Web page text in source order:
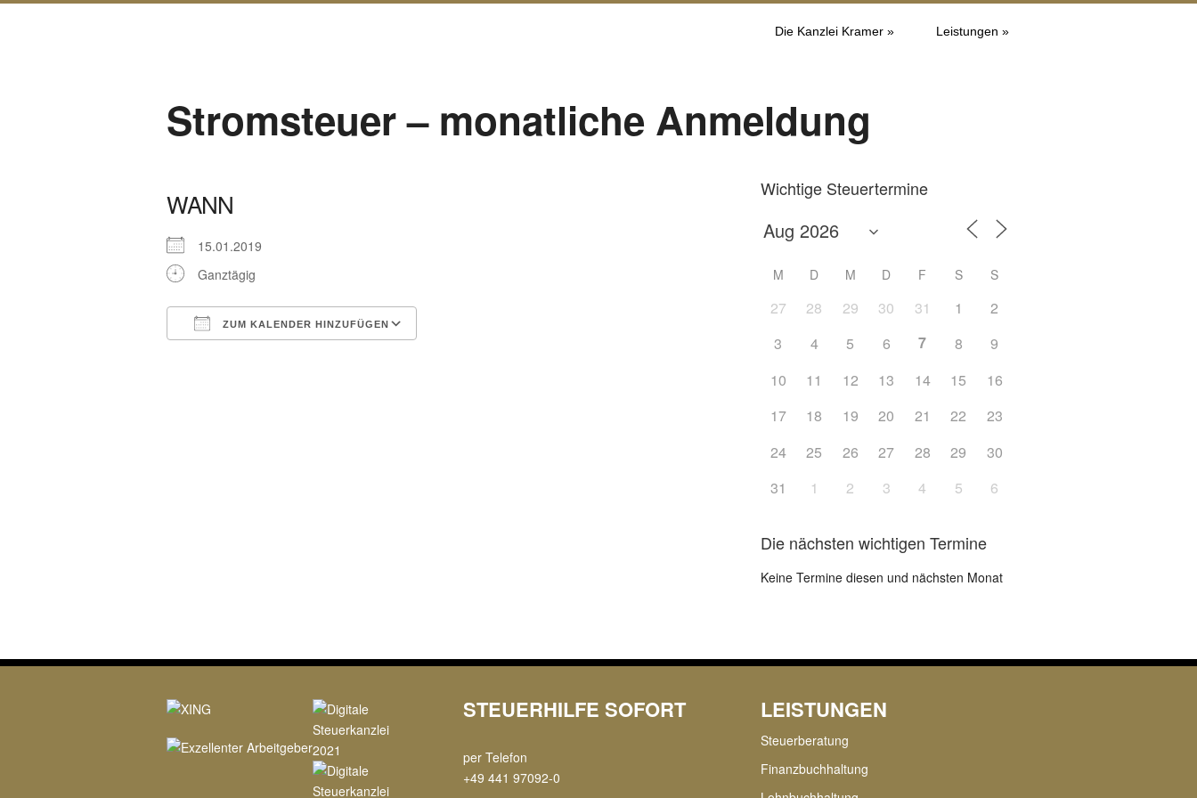
Die Kanzlei Kramer » Leistungen »
Stromsteuer – monatliche Anmeldung
WANN
15.01.2019
Ganztägig
ZUM KALENDER HINZUFÜGEN
Wichtige Steuertermine
M D M D F S S
27 28 29 30 31 1
2
3
4 5 6 7 8
9
10
11 12 13 14 15
16
17
18 19 20 21 22
23
24
25 26 27 28 29
30
31
1 2 3 4 5 6
Die nächsten wichtigen Termine
Keine Termine diesen und nächsten Monat
STEUERHILFE SOFORT
per Telefon
+49 441 97092-0
LEISTUNGEN
Steuerberatung
Finanzbuchhaltung